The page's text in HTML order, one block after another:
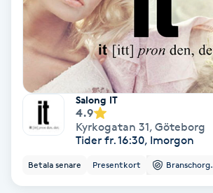
Vibrationsmassage
Vinyasa Yoga
Volymfransar
Vårtor
Salong IT
4.9
Kyrkogatan 31, Göteborg
Tider fr. 16:30, Imorgon
Betala senare Presentkort Branschorg.